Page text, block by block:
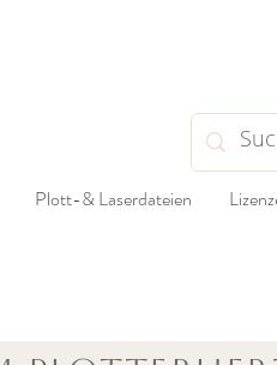
Plott-& Laserdateien